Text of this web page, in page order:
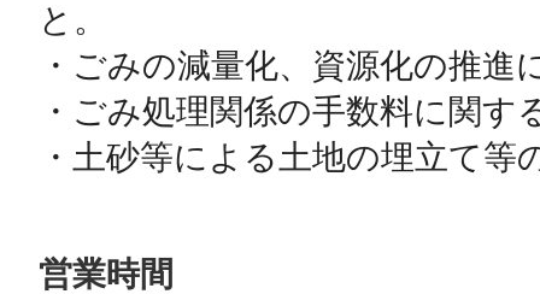
と。
・ごみの減量化、資源化の推進
・ごみ処理関係の手数料に関す
・土砂等による土地の埋立て等
営業時間